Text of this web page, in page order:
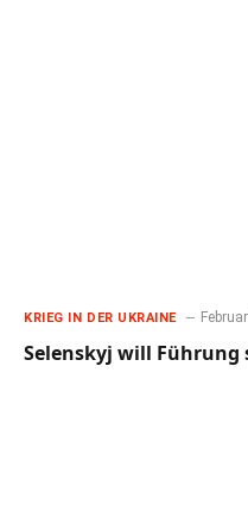
KRIEG IN DER UKRAINE
Selenskyj will Führung